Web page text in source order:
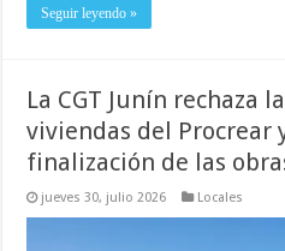
Seguir leyendo »
La CGT Junín rechaza
viviendas del Procrear
finalización de las
jueves 30, julio 2026 Locales